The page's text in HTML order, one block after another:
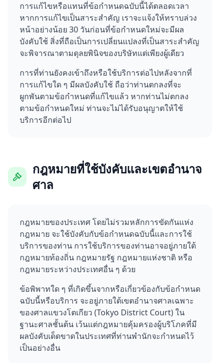
การแก้ไขหรือแทนที่ข้อกำหนดฉบับนี้ได้ตลอดเวลา
หากการแก้ไขเป็นสาระสำคัญ เราจะแจ้งให้ทราบล่วง
หน้าอย่างน้อย 30 วันก่อนที่ข้อกำหนดใหม่จะมีผล
บังคับใช้ สิ่งที่ถือเป็นการเปลี่ยนแปลงที่เป็นสาระสำคัญ
จะพิจารณาตามดุลยพินิจของบริษัทแต่เพียงผู้เดียว
การที่ท่านยังคงเข้าถึงหรือใช้บริการต่อไปหลังจากที่
การแก้ไขใด ๆ มีผลบังคับใช้ ถือว่าท่านตกลงที่จะ
ผูกพันตามข้อกำหนดที่แก้ไขแล้ว หากท่านไม่ตกลง
ตามข้อกำหนดใหม่ ท่านจะไม่ได้รับอนุญาตให้ใช้
บริการอีกต่อไป
กฎหมายที่ใช้บังคับและเขตอำนาจ
ศาล
กฎหมายของประเทศ โดยไม่รวมหลักการขัดกันแห่ง
กฎหมาย จะใช้บังคับกับข้อกำหนดฉบับนี้และการใช้
บริการของท่าน การใช้บริการของท่านอาจอยู่ภายใต้
กฎหมายท้องถิ่น กฎหมายรัฐ กฎหมายแห่งชาติ หรือ
กฎหมายระหว่างประเทศอื่น ๆ ด้วย
ข้อพิพาทใด ๆ ที่เกิดขึ้นจากหรือเกี่ยวข้องกับข้อกำหนด
ฉบับนี้หรือบริการ จะอยู่ภายใต้เขตอำนาจศาลเฉพาะ
ของศาลแขวงโตเกียว (Tokyo District Court) ใน
ฐานะศาลชั้นต้น เว้นแต่กฎหมายคุ้มครองผู้บริโภคที่มี
ผลบังคับเด็ดขาดในประเทศที่ท่านพำนักจะกำหนดไว้
เป็นอย่างอื่น